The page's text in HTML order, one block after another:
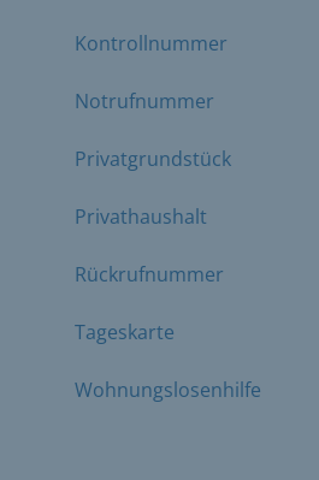
Kontrollnummer
Notrufnummer
Privatgrundstück
Privathaushalt
Rückrufnummer
Tageskarte
Wohnungslosenhilfe